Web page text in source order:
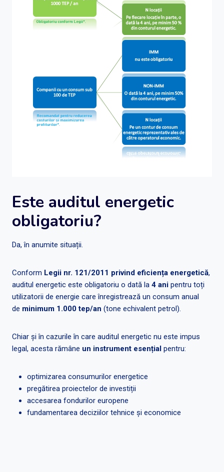
Este auditul energetic
obligatoriu?
Da, în anumite situații.
Conform Legii nr. 121/2011 privind eficiența energetică,
auditul energetic este obligatoriu o dată la 4 ani pentru toți
utilizatorii de energie care înregistrează un consum anual
de minimum 1.000 tep/an (tone echivalent petrol).
Chiar și în cazurile în care auditul energetic nu este impus
legal, acesta rămâne un instrument esențial pentru:
optimizarea consumurilor energetice
pregătirea proiectelor de investiții
accesarea fondurilor europene
fundamentarea deciziilor tehnice și economice